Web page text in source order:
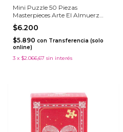
Mini Puzzle 50 Piezas
Masterpieces Arte El Almuerzo
De Los Remeros
$6.200
$5.890 con Transferencia (solo
online)
3 x $2.066,67 sin interés